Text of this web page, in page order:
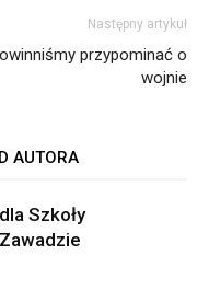
Następny artykuł
przypominać o
wojnie
AUTORA
Szkoły